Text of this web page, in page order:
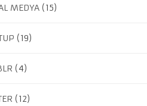
MEDYA (15)
(19)
(4)
(12)